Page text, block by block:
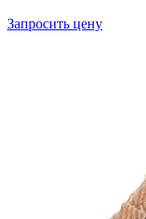
Запросить цену